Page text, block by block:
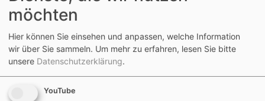
möchten
Hier können Sie einsehen und anpassen, welche Information
wir über Sie sammeln. Um mehr zu erfahren, lesen Sie bitte
unsere Datenschutzerklärung.
YouTube